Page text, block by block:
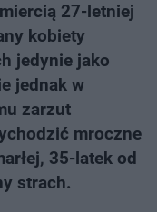
27-letniej
kobiety
jedynie jako
jednak w
zarzut
mroczne
35-latek od
strach.